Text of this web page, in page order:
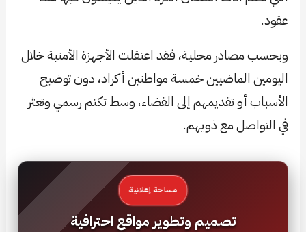
عقود.
وبحسب مصادر محلية، فقد اعتقلت الأجهزة الأمنية خلال
اليومين الماضيين خمسة مواطنين أكراد، دون توضيح
الأسباب أو تقديمهم إلى القضاء، وسط تكتم رسمي وتعثر
في التواصل مع ذويهم.
مساحة إعلانية
تصميم وتطوير مواقع احترافية